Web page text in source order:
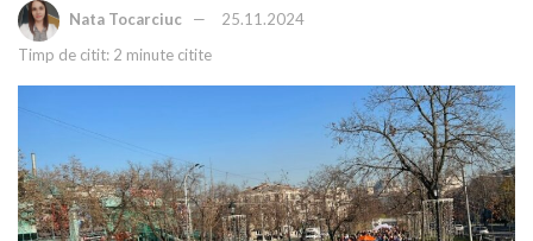
Nata Tocarciuc
25.11.2024
Timp de citit: 2 minute citite